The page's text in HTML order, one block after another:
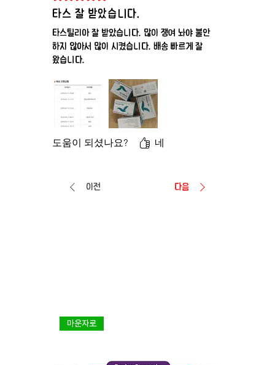
타스 잘 받았습니다.
타스틸리아 잘 받았습니다. 많이 쟁여 놔야 불안
하지 않아서 많이 시켰습니다. 배송 빠르게 잘
왔습니다.
도움이 되셨나요? 네
이전 다음
마운자로